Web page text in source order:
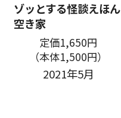
ゾッとする怪談えほん
空き家
定価1,650円
（本体1,500円）
2021年5月